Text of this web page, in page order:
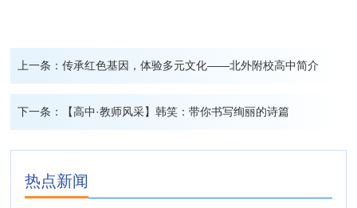
上一条： 传承红色基因，体验多元文化——北外附校高中简介
下一条： 【高中·教师风采】韩笑：带你书写绚丽的诗篇
热点新闻